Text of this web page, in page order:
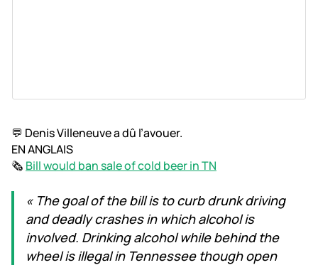
💬 Denis Villeneuve a dû l’avouer.
EN ANGLAIS
🗞️ Bill would ban sale of cold beer in TN
« The goal of the bill is to curb drunk driving
and deadly crashes in which alcohol is
involved. Drinking alcohol while behind the
wheel is illegal in Tennessee though open